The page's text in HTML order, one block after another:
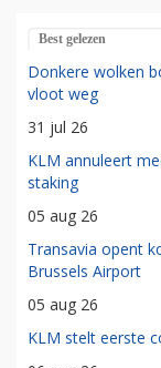
Best gelezen
Donkere wolken
vloot weg
31 jul 26
KLM annuleert
staking
05 aug 26
Transavia opent
Brussels Airport
05 aug 26
KLM stelt eerste